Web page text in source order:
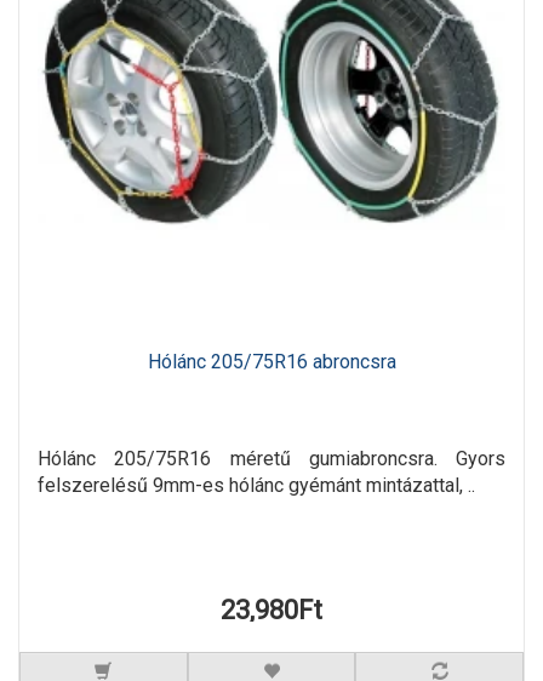
Hólánc 205/75R16 abroncsra
Hólánc 205/75R16 méretű gumiabroncsra. Gyors
felszerelésű 9mm-es hólánc gyémánt mintázattal, ..
23,980Ft